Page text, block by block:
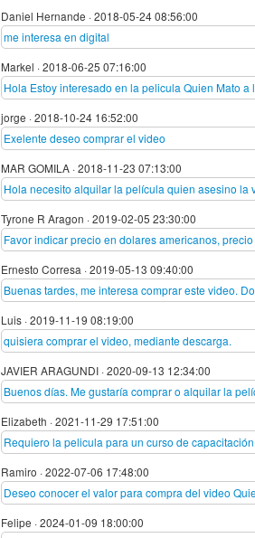
Daniel Hernande ·2018-05-24 08:56:00
me interesa en digital
Markel ·2018-06-25 07:16:00
Hola Estoy interesado en la pelicula Quien Mato a
jorge ·2018-10-24 16:52:00
Exelente deseo comprar el video
MAR GOMILA ·2018-11-23 07:13:00
Hola necesito alquilar la película quien asesino la
Tyrone R Aragon ·2019-02-05 23:30:00
Favor indicar precio en dolares americanos,
Ernesto Corresa ·2019-05-13 09:40:00
Buenas tardes, me interesa comprar este video.
Luis ·2019-11-19 08:19:00
quisiera comprar el video, mediante descarga.
JAVIER ARAGUNDI ·2020-09-13 12:34:00
Buenos días. Me gustaría comprar o alquilar la
Elizabeth ·2021-11-29 17:51:00
Requiero la pelicula para un curso de capacitación
Ramiro ·2022-07-06 17:48:00
Deseo conocer el valor para compra del video
Felipe ·2024-01-09 18:00:00